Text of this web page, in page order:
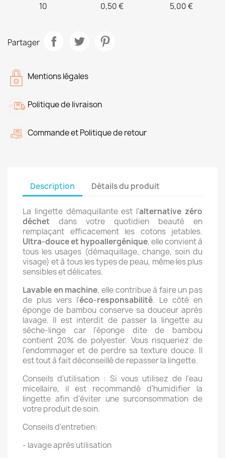
10 0,50 € 5,00 €
Partager
Mentions légales
Politique de livraison
Commande et Politique de retour
Description Détails du produit
La lingette démaquillante est l'alternative zéro
déchet dans votre quotidien beauté en
remplaçant efficacement les cotons jetables.
Ultra-douce et hypoallergénique, elle convient à
tous les usages (démaquillage, change, soin du
visage) et à tous les types de peau, même les plus
sensibles et délicates.
Lavable en machine, elle contribue à faire un pas
de plus vers l'éco-responsabilité. Le côté en
éponge de bambou conserve sa douceur après
lavage. Il est interdit de passer la lingette au
sèche-linge car l'éponge dite de bambou
contient 20% de polyester. Vous risqueriez de
l'endommager et de perdre sa texture douce. Il
est tout à fait déconseillé de repasser la lingette.
Conseils d'utilisation : Si vous utilisez de l'eau
micellaire, il est recommandé d'humidifier la
lingette afin d'éviter une surconsommation de
votre produit de soin.
Conseils d'entretien:
- lavage après utilisation